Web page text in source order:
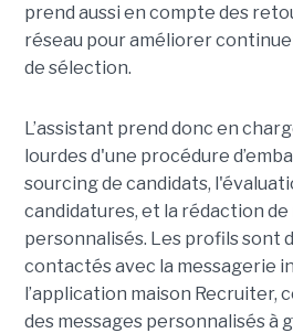
prend aussi en compte des
réseau pour améliorer
de sélection.
L’assistant prend donc en
lourdes d'une procédure
sourcing de candidats,
candidatures, et la rédaction de
personnalisés. Les profils sont
contactés avec la messagerie
l’application maison Recruiter,
des messages personnalisés à